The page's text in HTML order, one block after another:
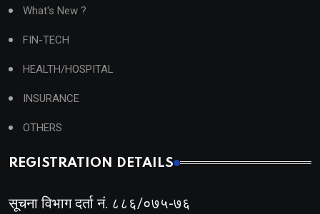
What's New ?
FIN-TECH
HEALTH/HOSPITAL
INSURANCE
OTHERS
REGISTRATION DETAILS
सूचना विभाग दर्ता नं. ८८६/०७५-७६